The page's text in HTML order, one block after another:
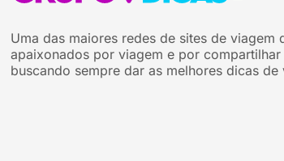
Uma das maiores redes de sites de viagem
apaixonados por viagem e por compartilhar
buscando sempre dar as melhores dicas